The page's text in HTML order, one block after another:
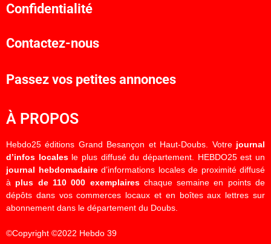
Confidentialité
Contactez-nous
Passez vos petites annonces
À PROPOS
Hebdo25 éditions Grand Besançon et Haut-Doubs. Votre journal
d’infos localesle plus diffusé du département. HEBDO25 est un
journal hebdomadaired’informations locales de proximité diffusé
à plus de 110 000 exemplaireschaque semaine en points de
dépôts dans vos commerces locaux et en boîtes aux lettres sur
abonnement dans le département du Doubs.
©Copyright ©2022 Hebdo 39